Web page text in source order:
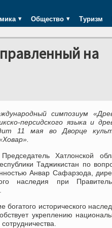
Общество Туризм
на
симпозиум
персидского языка и
11 мая во Дворце
Хатлонской
Таджикистан по
Анвар Сафарзода,
наследия при
богатого исторического
укреплению